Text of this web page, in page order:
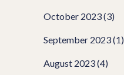
October 2023(3)
September 2023(1)
August 2023(4)